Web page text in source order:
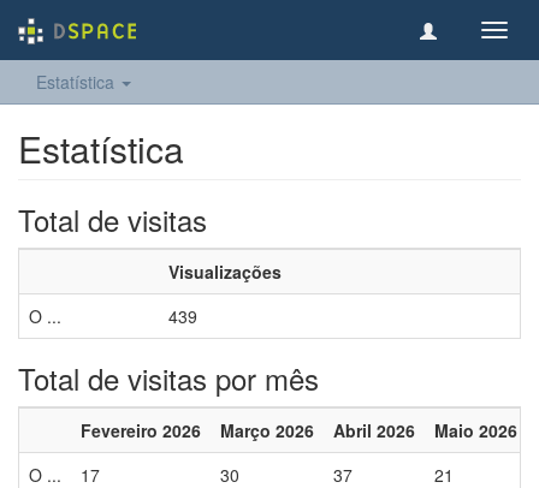
Estatística
Estatística
Total de visitas
Visualizações
O ...
439
Total de visitas por mês
Fevereiro 2026 Março 2026 Abril 2026 Maio 2026
O ...
17 30 37 21